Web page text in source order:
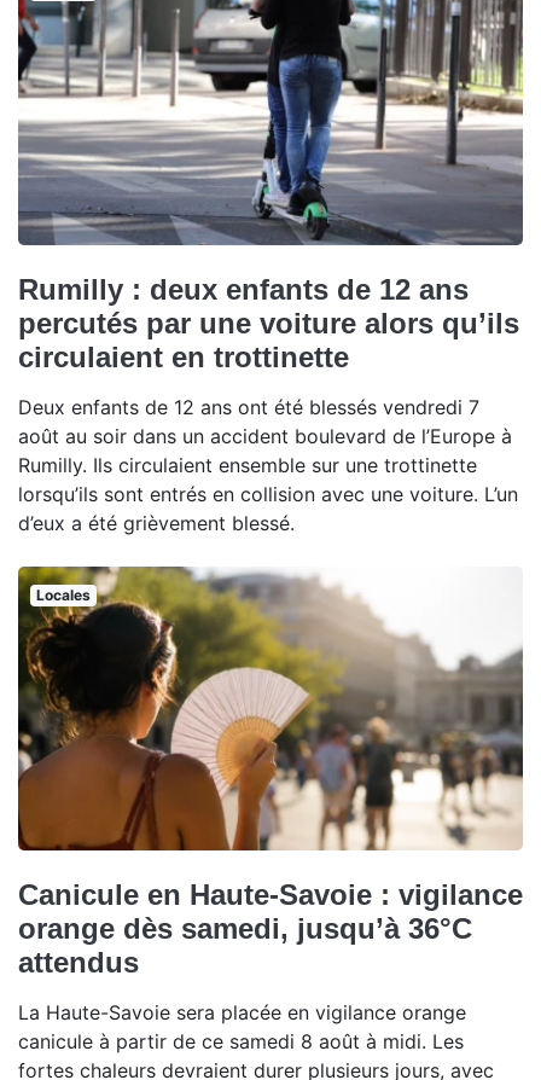
Rumilly : deux enfants de 12 ans
percutés par une voiture alors qu’ils
circulaient en trottinette
Deux enfants de 12 ans ont été blessés vendredi 7
août au soir dans un accident boulevard de l’Europe à
Rumilly. Ils circulaient ensemble sur une trottinette
lorsqu’ils sont entrés en collision avec une voiture. L’un
d’eux a été grièvement blessé.
Locales
Canicule en Haute-Savoie : vigilance
orange dès samedi, jusqu’à 36°C
attendus
La Haute-Savoie sera placée en vigilance orange
canicule à partir de ce samedi 8 août à midi. Les
fortes chaleurs devraient durer plusieurs jours, avec